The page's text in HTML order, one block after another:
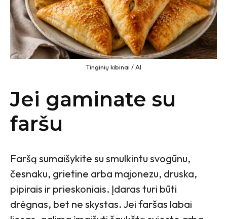
Tinginių kibinai / AI
Jei gaminate su
faršu
Faršą sumaišykite su smulkintu svogūnu,
česnaku, grietine arba majonezu, druska,
pipirais ir prieskoniais. Įdaras turi būti
drėgnas, bet ne skystas. Jei faršas labai